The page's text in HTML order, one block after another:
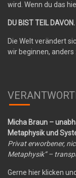
wird. Wenn du das
DU BIST TEIL DAVON.
Die Welt verändert
wir beginnen,
Micha Braun –
Metaphysik und
Privat erworbener,
Metaphysik“ –
Gerne hier klicken